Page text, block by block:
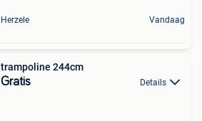
Herzele Vandaag
trampoline 244cm
Gratis Details